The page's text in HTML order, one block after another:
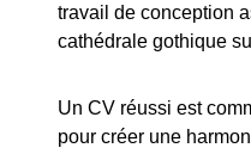
travail de conception
cathédrale gothique
Un CV réussi est
pour créer une